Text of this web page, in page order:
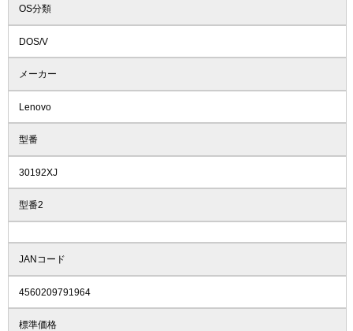
OS分類
DOS/V
メーカー
Lenovo
型番
30192XJ
型番2
JANコード
4560209791964
標準価格